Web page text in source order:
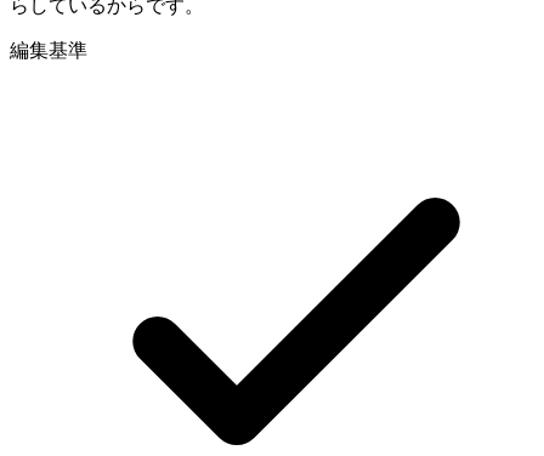
らしているからです。
編集基準